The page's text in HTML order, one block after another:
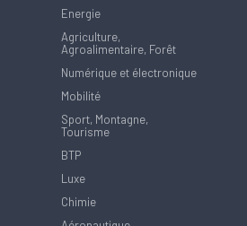
Energie
Agriculture,
Agroalimentaire, Forêt
Numérique et électronique
Mobilité
Sport, Montagne,
Tourisme
BTP
Luxe
Chimie